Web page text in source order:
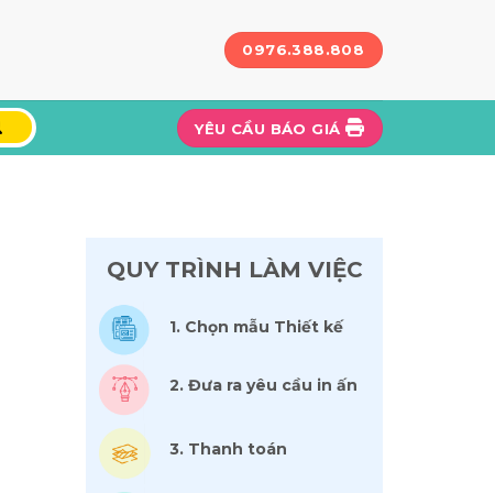
0976.388.808
YÊU CẦU BÁO GIÁ
QUY TRÌNH LÀM VIỆC
1. Chọn mẫu Thiết kế
2. Đưa ra yêu cầu in ấn
3. Thanh toán